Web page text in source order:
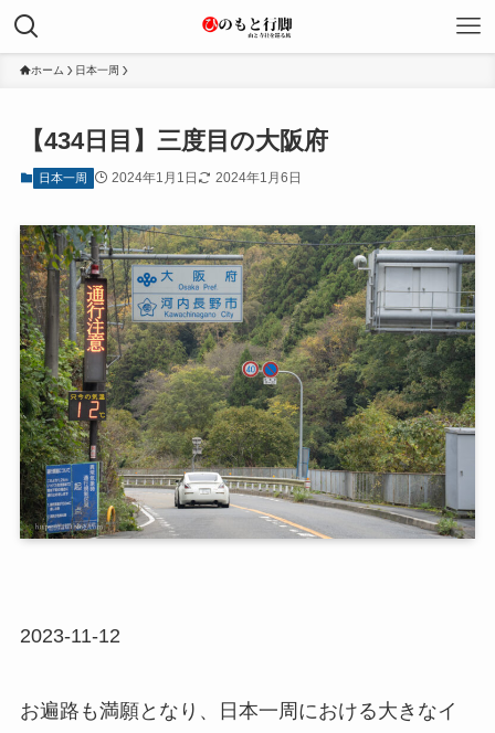
ホーム 日本一周
【434日目】三度目の大阪府
日本一周 2024年1月1日 2024年1月6日
2023-11-12
お遍路も満願となり、日本一周における大きなイ